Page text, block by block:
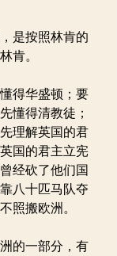
是按照林肯的
肯。
得华盛顿；要
懂得清教徒；
理解英国的君
国的君主立宪
经砍了他们国
八十匹马队夺
照搬欧洲。
的一部分，有